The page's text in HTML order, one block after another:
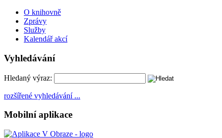
O knihovně
Zprávy
Služby
Kalendář akcí
Vyhledávání
Hledaný výraz:
rozšířené vyhledávání ...
Mobilní aplikace